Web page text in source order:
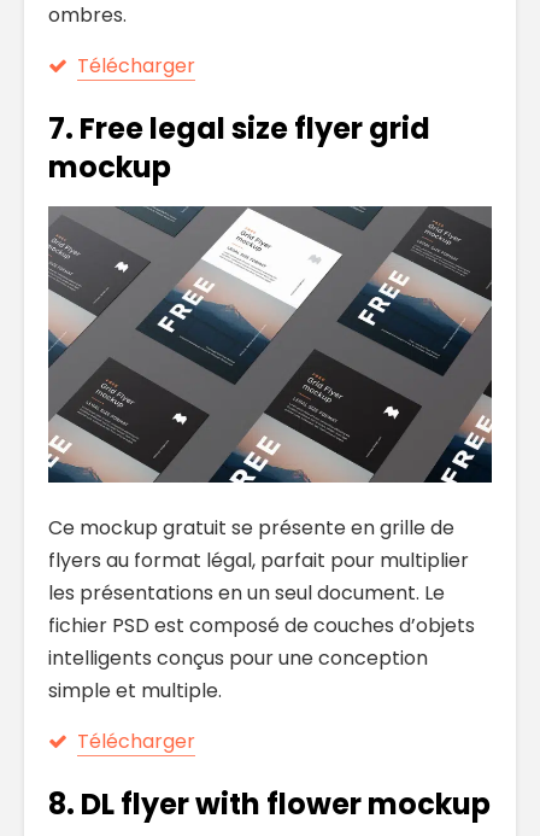
ombres.
Télécharger
7. Free legal size flyer grid
mockup
Ce mockup gratuit se présente en grille de
flyers au format légal, parfait pour multiplier
les présentations en un seul document. Le
fichier PSD est composé de couches d’objets
intelligents conçus pour une conception
simple et multiple.
Télécharger
8. DL flyer with flower mockup